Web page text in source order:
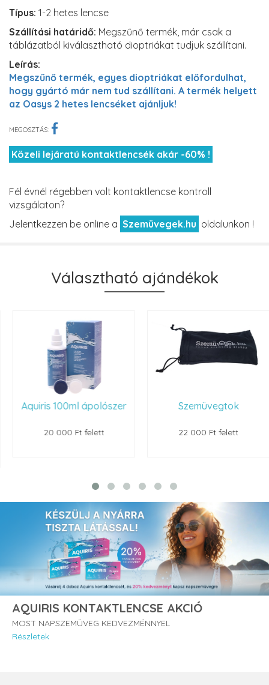
Típus: 1-2 hetes lencse
Szállítási határidő: Megszűnő termék, már csak a
táblázatból kiválasztható dioptriákat tudjuk szállítani.
Leírás:
Megszűnő termék, egyes dioptriákat előfordulhat,
hogy gyártó már nem tud szállítani. A termék helyett
az Oasys 2 hetes lencséket ajánljuk!
MEGOSZTÁS:
Közeli lejáratú kontaktlencsék akár -60% !
Fél évnél régebben volt kontaktlencse kontroll
vizsgálaton?
Jelentkezzen be online a Szemüvegek.hu oldalunkon !
Választható ajándékok
Aquiris 100ml ápolószer
20 000 Ft felett
Szemüvegtok
22 000 Ft felett
AQUIRIS KONTAKTLENCSE AKCIÓ
MOST NAPSZEMÜVEG KEDVEZMÉNNYEL
Részletek